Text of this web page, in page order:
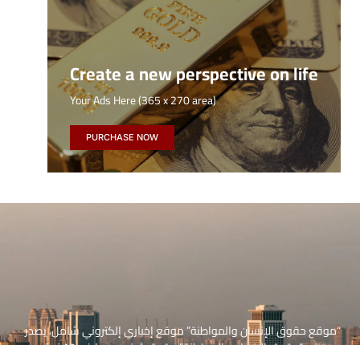
Create a new perspective on life
Your Ads Here (365 x 270 area)
PURCHASE NOW
“موقع حقوق الإنسان والمواطنة” موقع إخباري إلكتروني شامل، يصدر